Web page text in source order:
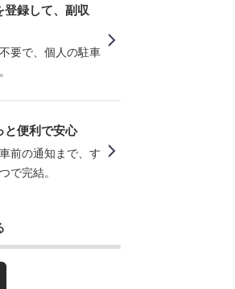
登録して、副収
要で、個人の駐車
と便利で安心
前の通知まで、す
で完結。